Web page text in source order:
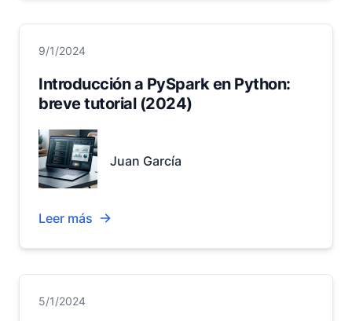
9/1/2024
Introducción a PySpark en Python:
breve tutorial (2024)
Juan García
Leer más
5/1/2024